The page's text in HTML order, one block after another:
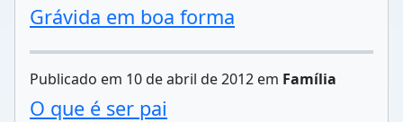
Grávida em boa forma
Publicado em 10 de abril de 2012 em Família
O que é ser pai